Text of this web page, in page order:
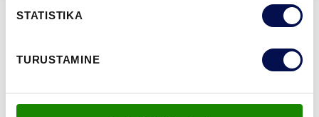
STATISTIKA
TURUSTAMINE